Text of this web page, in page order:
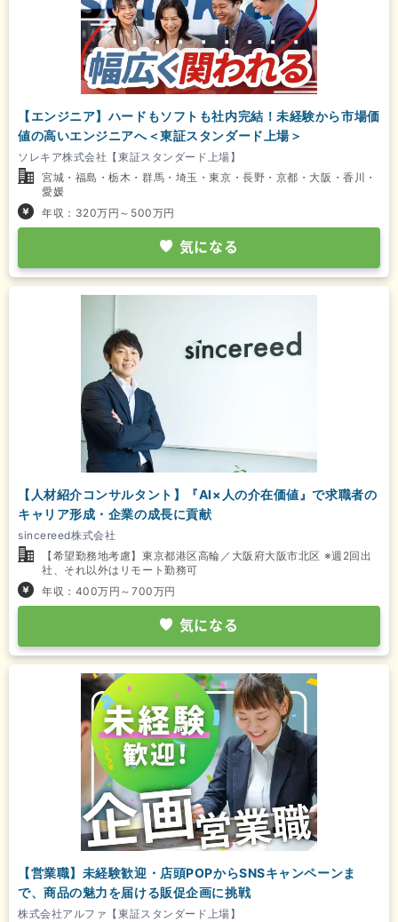
【エンジニア】ハードもソフトも社内完結！未経験から市場価
値の高いエンジニアへ＜東証スタンダード上場＞
ソレキア株式会社【東証スタンダード上場】
宮城・福島・栃木・群馬・埼玉・東京・長野・京都・大阪・香川・
愛媛
年収：320万円～500万円
気になる
【人材紹介コンサルタント】『AI×人の介在価値』で求職者の
キャリア形成・企業の成長に貢献
sincereed株式会社
【希望勤務地考慮】東京都港区高輪／大阪府大阪市北区 ※週2回出
社、それ以外はリモート勤務可
年収：400万円～700万円
気になる
【営業職】未経験歓迎・店頭POPからSNSキャンペーンま
で、商品の魅力を届ける販促企画に挑戦
株式会社アルファ【東証スタンダード上場】